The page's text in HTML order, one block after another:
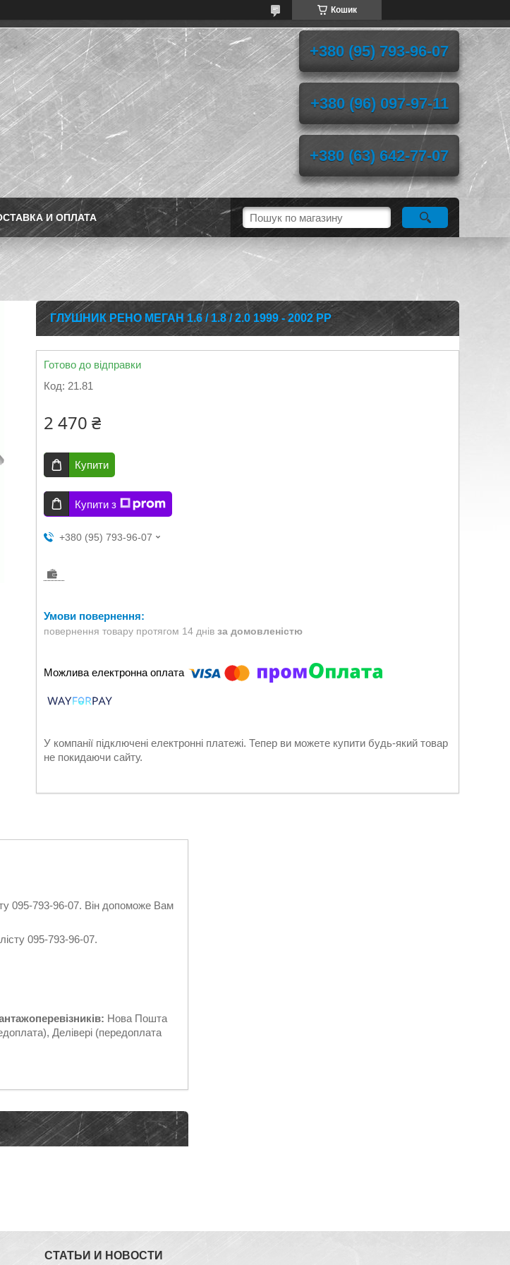
Кошик
+380 (95) 793-96-07
+380 (96) 097-97-11
+380 (63) 642-77-07
И ОПЛАТА
ГЛУШНИК РЕНО МЕГАН 1.6 / 1.8 / 2.0 1999 - 2002 РР
Готово до відправки
Код: 21.81
2 470 ₴
Купити
Купити з
+380 (95) 793-96-07
повернення товару протягом 14 днів за домовленістю
У компанії підключені електронні платежі. Тепер ви можете купити будь-який товар
не покидаючи сайту.
095-793-96-07. Він допоможе Вам
095-793-96-07.
Нова Пошта
Делівері (передоплата
СТАТЬИ И НОВОСТИ